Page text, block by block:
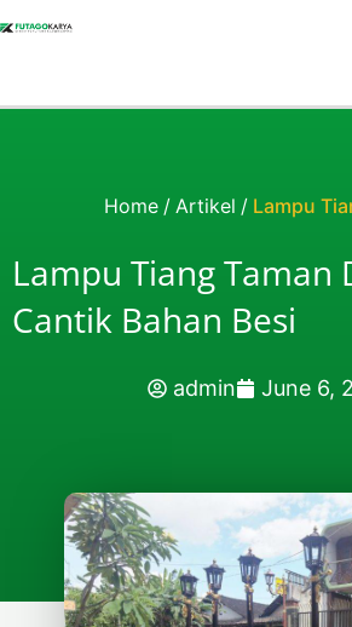
Home / Artikel / Lampu
Lampu Tiang Taman
Cantik Bahan Besi
admin June 6,